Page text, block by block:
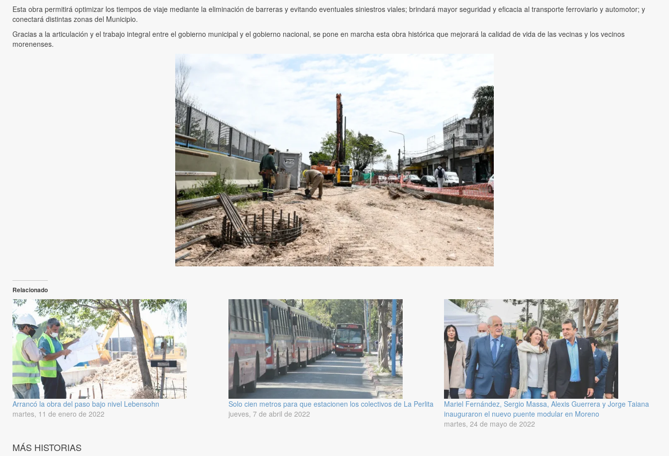
Esta obra permitirá optimizar los tiempos de viaje mediante la eliminación de barreras y evitando eventuales siniestros viales; brindará mayor seguridad y eficacia al transporte ferroviario y automotor; y
conectará distintas zonas del Municipio.
Gracias a la articulación y el trabajo integral entre el gobierno municipal y el gobierno nacional, se pone en marcha esta obra histórica que mejorará la calidad de vida de las vecinas y los vecinos
morenenses.
Relacionado
Arrancó la obra del paso bajo nivel Lebensohn
martes, 11 de enero de 2022
Solo cien metros para que estacionen los colectivos de La Perlita
jueves, 7 de abril de 2022
Mariel Fernández, Sergio Massa, Alexis Guerrera y Jorge Taiana
inauguraron el nuevo puente modular en Moreno
martes, 24 de mayo de 2022
MÁS HISTORIAS